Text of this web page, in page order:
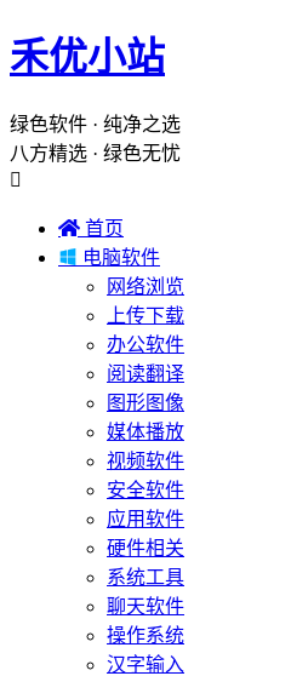
禾优小站
绿色软件 · 纯净之选
八方精选 · 绿色无忧

 首页
 电脑软件
网络浏览
上传下载
办公软件
阅读翻译
图形图像
媒体播放
视频软件
安全软件
应用软件
硬件相关
系统工具
聊天软件
操作系统
汉字输入